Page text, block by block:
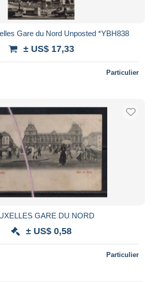
Gare du Nord Unposted *YBH838
± US$ 17,33
Particulier
GARE DU NORD
± US$ 0,58
Particulier